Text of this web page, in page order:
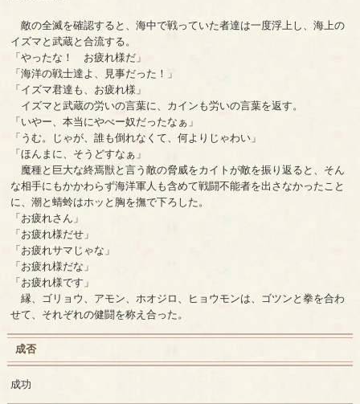
敵の全滅を確認すると、海中で戦っていた者達は一度浮上し、海上の
イズマと武蔵と合流する。
「やったな！ お疲れ様だ」
「海洋の戦士達よ、見事だった！」
「イズマ君達も、お疲れ様」
イズマと武蔵の労いの言葉に、カインも労いの言葉を返す。
「いやー、本当にやべー奴だったなぁ」
「うむ。じゃが、誰も倒れなくて、何よりじゃわい」
「ほんまに、そうどすなぁ」
魔種と巨大な終焉獣と言う敵の脅威をカイトが敵を振り返ると、そん
な相手にもかかわらず海洋軍人も含めて戦闘不能者を出さなかったこと
に、潮と蜻蛉はホッと胸を撫で下ろした。
「お疲れさん」
「お疲れ様だせ」
「お疲れサマじゃな」
「お疲れ様だな」
「お疲れ様です」
縁、ゴリョウ、アモン、ホオジロ、ヒョウモンは、ゴツンと拳を合わ
せて、それぞれの健闘を称え合った。
成否
成功